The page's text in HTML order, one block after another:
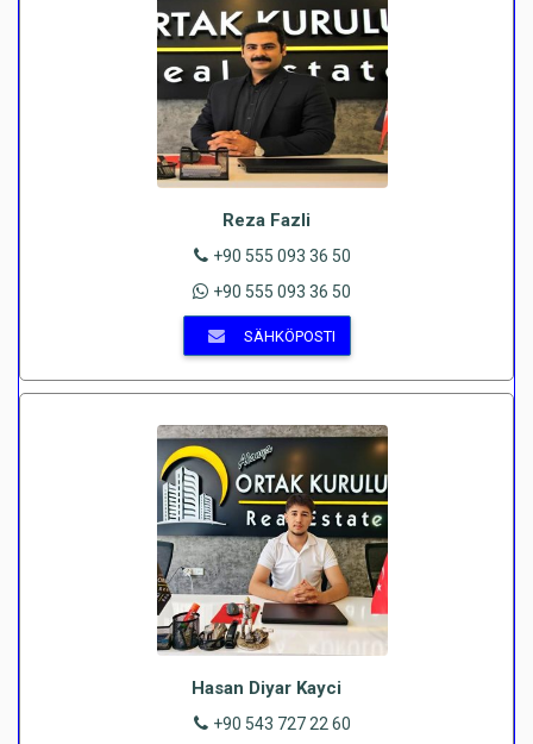
Reza Fazli
+90 555 093 36 50
+90 555 093 36 50
SÄHKÖPOSTI
Hasan Diyar Kayci
+90 543 727 22 60